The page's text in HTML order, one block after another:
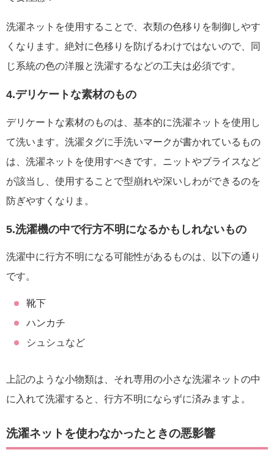
洗濯ネットを使用することで、衣類の色移りを制御しやす
くなります。絶対に色移りを防げるわけではないので、同
じ系統の色の洋服と洗濯するなどの工夫は必須です。
4.デリケートな素材のもの
デリケートな素材のものは、基本的に洗濯ネットを使用し
て洗います。洗濯タグに手洗いマークが書かれているもの
は、洗濯ネットを使用すべきです。ニットやブライスなど
が該当し、使用することで型崩れや深いしわができるのを
防ぎやすくなりま。
5.洗濯機の中で行方不明になるかもしれないもの
洗濯中に行方不明になる可能性があるものは、以下の通り
です。
靴下
ハンカチ
シュシュなど
上記のような小物類は、それ専用の小さな洗濯ネットの中
に入れて洗濯すると、行方不明にならずに済みますよ。
洗濯ネットを使わなかったときの悪影響